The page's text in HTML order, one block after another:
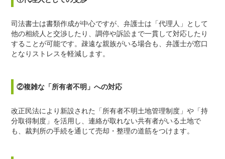
司法書士は書類作成が中心ですが、弁護士は「代理人」として
他の相続人と交渉したり、調停や訴訟まで一貫して対応したり
することが可能です。疎遠な親族がいる場合も、弁護士が窓口
となりストレスを軽減します。
②複雑な「所有者不明」への対応
改正民法により新設された「所有者不明土地管理制度」や「持
分取得制度」を活用し、連絡が取れない共有者がいる土地で
も、裁判所の手続を通じて売却・整理の道筋をつけます。